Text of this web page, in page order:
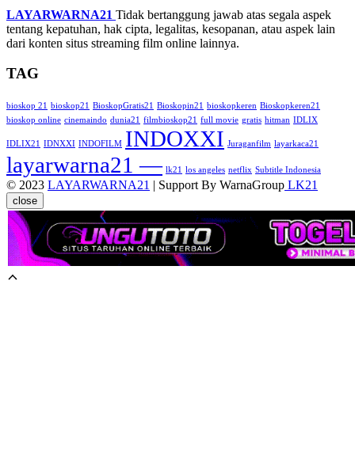
LAYARWARNA21 Tidak bertanggung jawab atas segala aspek
tentang kepatuhan, hak cipta, legalitas, kesopanan, atau aspek lain
dari konten situs streaming film online lainnya.
TAG
bioskop 21 bioskop21 BioskopGratis21 Bioskopin21 bioskopkeren Bioskopkeren21
bioskop online cinemaindo dunia21 filmbioskop21 full movie gratis hitman IDLIX
IDLIX21 IDNXXI INDOFILM INDOXXI Juraganfilm layarkaca21
layarwarna21 — lk21 los angeles netflix Subtitle Indonesia
© 2023 LAYARWARNA21 | Support By WarnaGroup LK21
close